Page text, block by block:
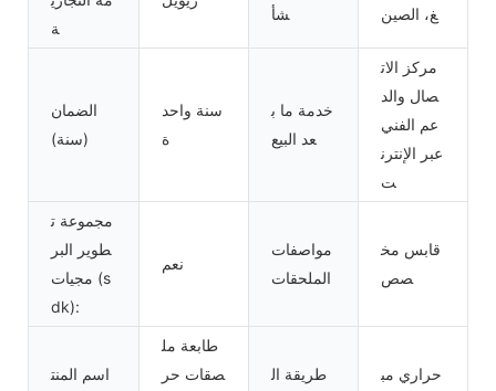
ة
شأ
غ، الصين
الضمان
(سنة)
سنة واحد
ة
خدمة ما ب
عد البيع
مركز الات
صال والد
عم الفني
عبر الإنترن
ت
مجموعة ت
طوير البر
مجيات (s
dk):
نعم
مواصفات
الملحقات
قابس مخ
صص
اسم المنت
طابعة مل
صقات حر
طريقة ال
حراري مب